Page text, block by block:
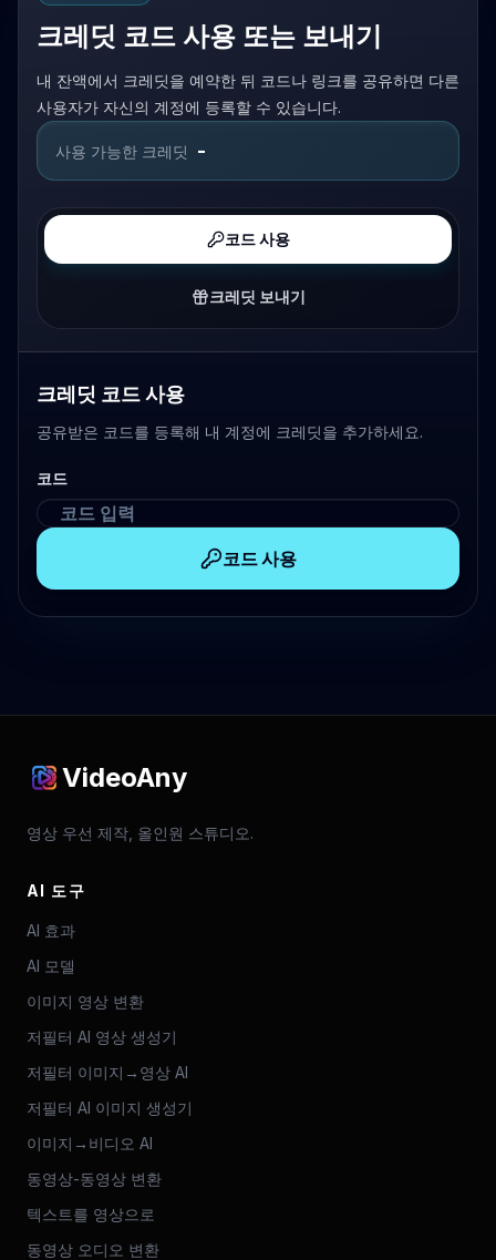
크레딧 코드 사용 또는 보내기
내 잔액에서 크레딧을 예약한 뒤 코드나 링크를 공유하면 다른
사용자가 자신의 계정에 등록할 수 있습니다.
사용 가능한 크레딧 -
코드 사용
크레딧 보내기
크레딧 코드 사용
공유받은 코드를 등록해 내 계정에 크레딧을 추가하세요.
코드
코드 사용
VideoAny
영상 우선 제작, 올인원 스튜디오.
AI 도구
AI 효과
AI 모델
이미지 영상 변환
저필터 AI 영상 생성기
저필터 이미지→영상 AI
저필터 AI 이미지 생성기
이미지→비디오 AI
동영상-동영상 변환
텍스트를 영상으로
동영상 오디오 변환